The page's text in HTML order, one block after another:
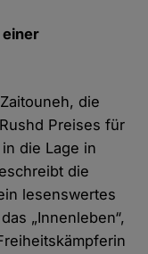
einer
die
Preises für
die Lage in
die
lesenswertes
„Innenleben“,